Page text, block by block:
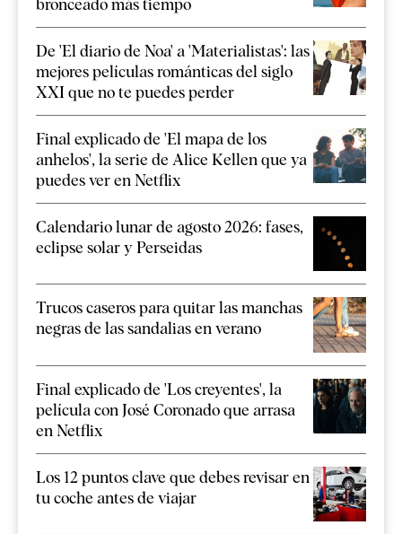
bronceado más tiempo
De 'El diario de Noa' a 'Materialistas': las
mejores películas románticas del siglo
XXI que no te puedes perder
Final explicado de 'El mapa de los
anhelos', la serie de Alice Kellen que ya
puedes ver en Netflix
Calendario lunar de agosto 2026: fases,
eclipse solar y Perseidas
Trucos caseros para quitar las manchas
negras de las sandalias en verano
Final explicado de 'Los creyentes', la
película con José Coronado que arrasa
en Netflix
Los 12 puntos clave que debes revisar en
tu coche antes de viajar